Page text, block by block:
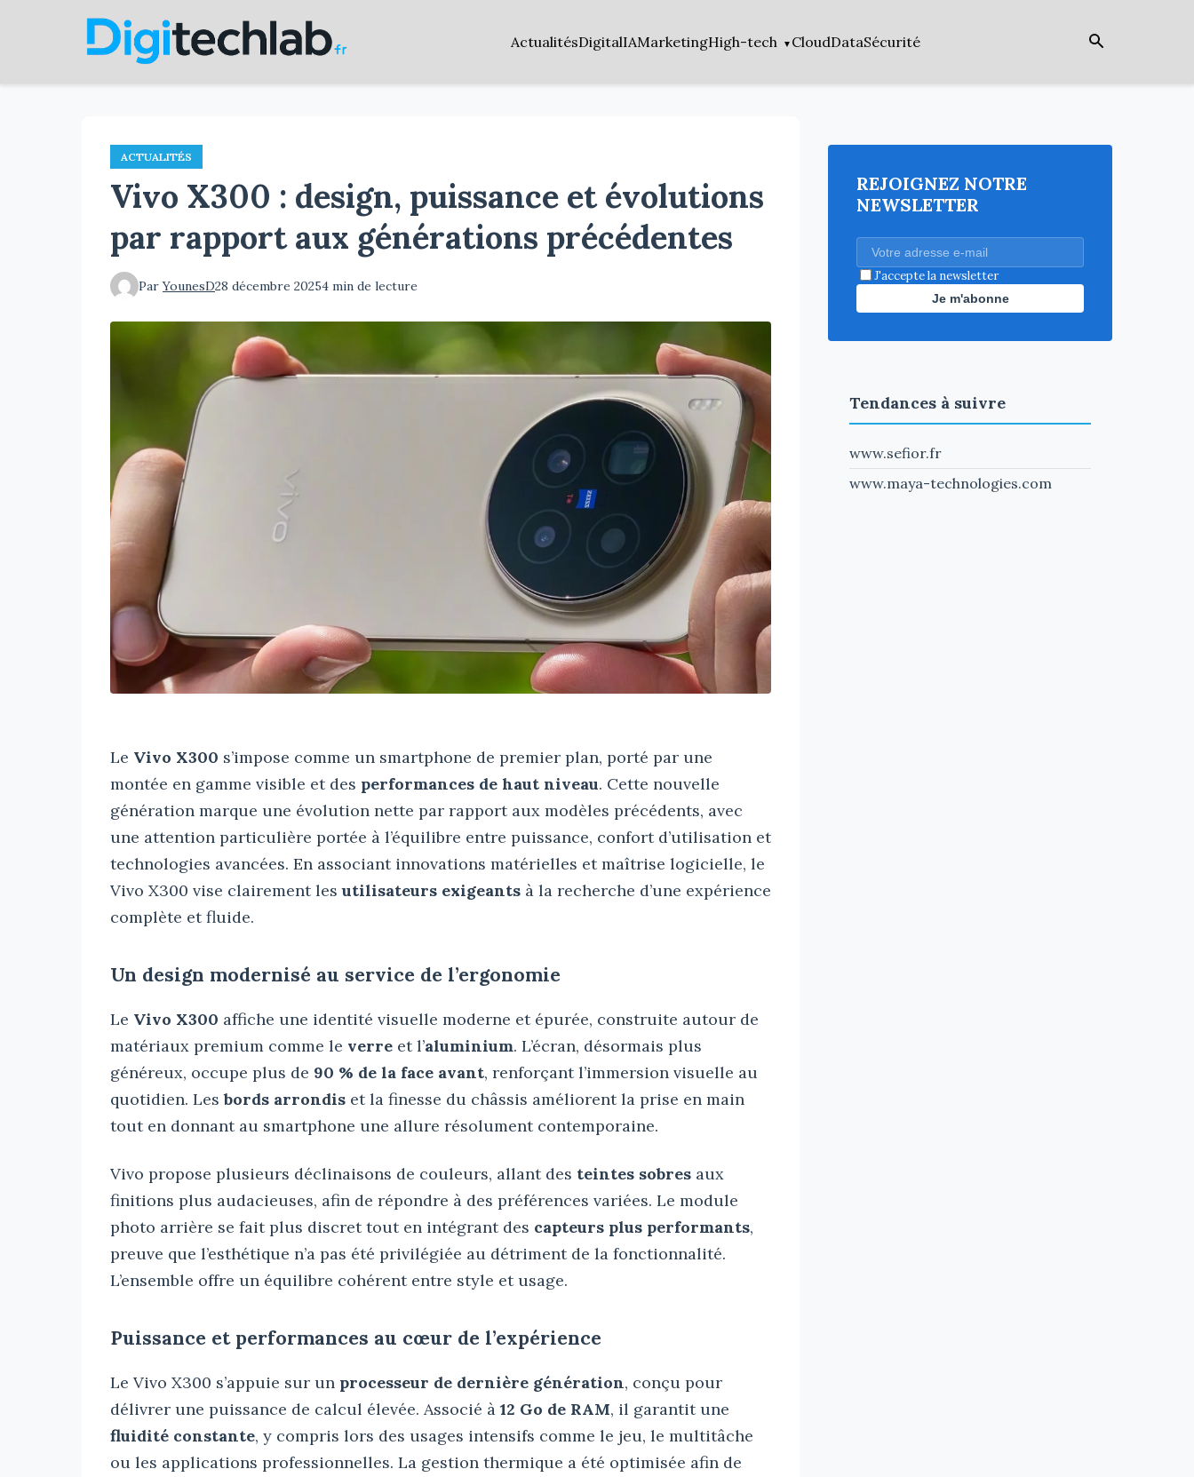
ActualitésDigitalIAMarketingHigh-tech CloudDataSécurité
ACTUALITÉS
Vivo X300 : design, puissance et évolutions
par rapport aux générations précédentes
ParYounesD28 décembre 20254 min de lecture
Le Vivo X300 s’impose comme un smartphone de premier plan, porté par une
montée en gamme visible et des performances de haut niveau. Cette nouvelle
génération marque une évolution nette par rapport aux modèles précédents, avec
une attention particulière portée à l’équilibre entre puissance, confort d’utilisation et
technologies avancées. En associant innovations matérielles et maîtrise logicielle, le
Vivo X300 vise clairement lesutilisateurs exigeants à la recherche d’une expérience
complète et fluide.
Un design modernisé au service de l’ergonomie
Le Vivo X300 affiche une identité visuelle moderne et épurée, construite autour de
matériaux premium comme le verre et l’aluminium. L’écran, désormais plus
généreux, occupe plus de 90 % de la face avant, renforçant l’immersion visuelle au
quotidien. Lesbords arrondis et la finesse du châssis améliorent la prise en main
tout en donnant au smartphone une allure résolument contemporaine.
Vivo propose plusieurs déclinaisons de couleurs, allant des teintes sobres aux
finitions plus audacieuses, afin de répondre à des préférences variées. Le module
photo arrière se fait plus discret tout en intégrant des capteurs plus performants,
preuve que l’esthétique n’a pas été privilégiée au détriment de la fonctionnalité.
L’ensemble offre un équilibre cohérent entre style et usage.
Puissance et performances au cœur de l’expérience
Le Vivo X300 s’appuie sur un processeur de dernière génération, conçu pour
délivrer une puissance de calcul élevée. Associé à 12 Go de RAM, il garantit une
fluidité constante, y compris lors des usages intensifs comme le jeu, le multitâche
ou les applications professionnelles. La gestion thermique a été optimisée afin de
REJOIGNEZ NOTRE
NEWSLETTER
J'accepte la newsletter
Je m'abonne
Tendances à suivre
www.sefior.fr
www.maya-technologies.com